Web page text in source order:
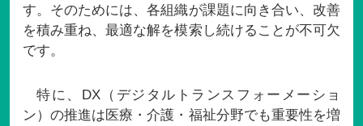
す。そのためには、各組織が課題に向き合い、改善
を積み重ね、最適な解を模索し続けることが不可欠
です。
特に、DX（デジタルトランスフォーメーショ
ン）の推進は医療・介護・福祉分野でも重要性を増